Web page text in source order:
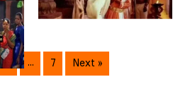
3 … 7 Next »